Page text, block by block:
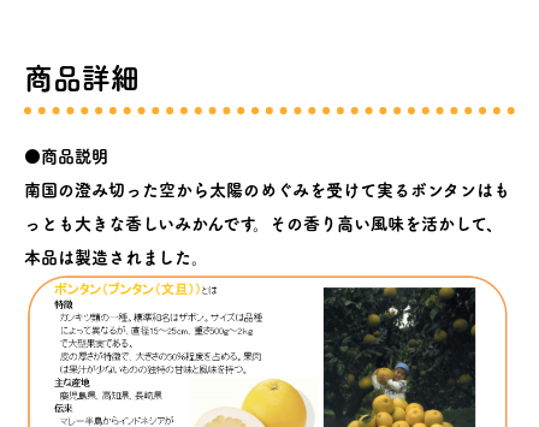
商品詳細
●商品説明
南国の澄み切った空から太陽のめぐみを受けて実るボンタンはも
っとも大きな香しいみかんです。その香り高い風味を活かして、
本品は製造されました。